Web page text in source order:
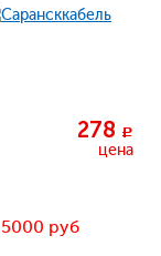
278 c
цена
руб